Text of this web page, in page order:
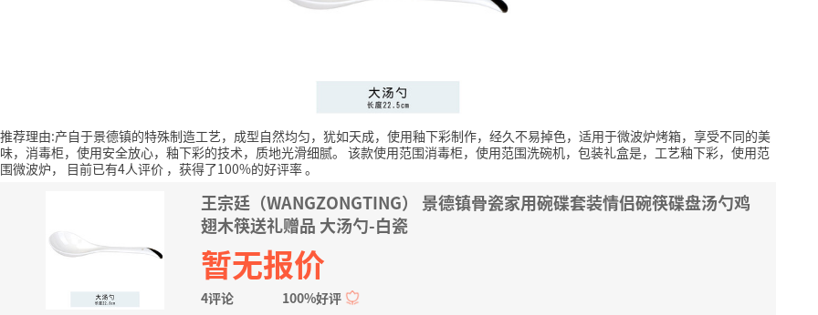
推荐理由:产自于景德镇的特殊制造工艺，成型自然均匀，犹如天成，使用釉下彩制作，经久不易掉色，适用于微波炉烤箱，享受不同的美
味，消毒柜，使用安全放心，釉下彩的技术，质地光滑细腻。 该款使用范围消毒柜，使用范围洗碗机，包装礼盒是，工艺釉下彩，使用范
围微波炉，
目前已有4人评价 ，获得了100%的好评率。
王宗廷（WANGZONGTING） 景德镇骨瓷家用碗碟套装情侣碗筷碟盘汤勺鸡
翅木筷送礼赠品 大汤勺-白瓷
暂无报价
4评论 100%好评